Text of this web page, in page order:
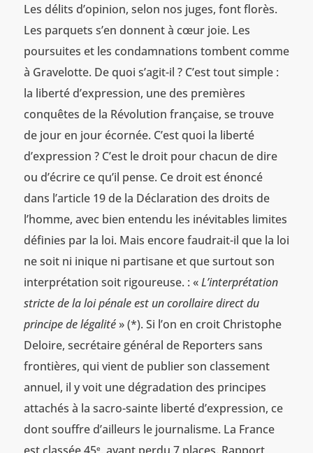
Les délits d’opinion, selon nos juges, font florès.
Les parquets s’en donnent à cœur joie. Les
poursuites et les condamnations tombent comme
à Gravelotte. De quoi s’agit-il ? C’est tout simple :
la liberté d’expression, une des premières
conquêtes de la Révolution française, se trouve
de jour en jour écornée. C’est quoi la liberté
d’expression ? C’est le droit pour chacun de dire
ou d’écrire ce qu’il pense. Ce droit est énoncé
dans l’article 19 de la Déclaration des droits de
l’homme, avec bien entendu les inévitables limites
définies par la loi. Mais encore faudrait-il que la loi
ne soit ni inique ni partisane et que surtout son
interprétation soit rigoureuse. : «L’interprétation
stricte de la loi pénale est un corollaire direct du
principe de légalité» (*). Si l’on en croit Christophe
Deloire, secrétaire général de Reporters sans
frontières, qui vient de publier son classement
annuel, il y voit une dégradation des principes
attachés à la sacro-sainte liberté d’expression, ce
dont souffre d’ailleurs le journalisme. La France
est classée 45e, ayant perdu 7 places. Rapport